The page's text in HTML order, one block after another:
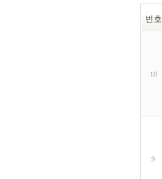
번호
10
9